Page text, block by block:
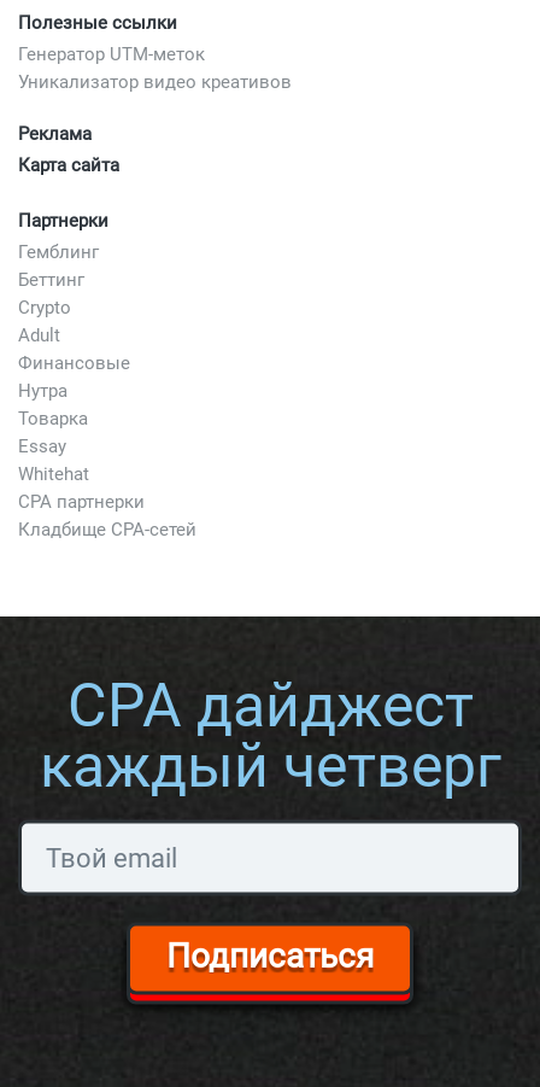
Полезные ссылки
Генератор UTM-меток
Уникализатор видео креативов
Реклама
Карта сайта
Партнерки
Гемблинг
Беттинг
Crypto
Adult
Финансовые
Нутра
Товарка
Essay
Whitehat
CPA партнерки
Кладбище CPA-сетей
CPA дайджест
каждый четверг
Подписаться